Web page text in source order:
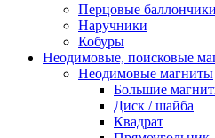
Перцовые баллончики
Наручники
Кобуры
Неодимовые, поисковые
Неодимовые магниты
Большие
Диск / шайба
Квадрат